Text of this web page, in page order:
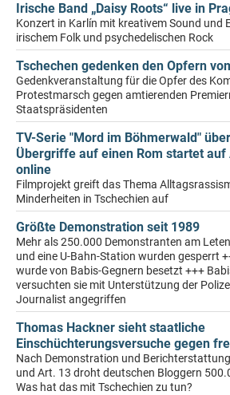
Irische Band „Daisy Roots“ live in
Konzert in Karlín mit kreativem Sound und
irischem Folk und psychedelischen Rock
Tschechen gedenken den Opfern
Gedenkveranstaltung für die Opfer des
Protestmarsch gegen amtierenden
Staatspräsidenten
TV-Serie "Mord im Böhmerwald"
Übergriffe auf einen Rom startet auf
online
Filmprojekt greift das Thema
Minderheiten in Tschechien auf
Größte Demonstration seit 1989
Mehr als 250.000 Demonstranten am
und eine U-Bahn-Station wurden gesperrt
wurde von Babis-Gegnern besetzt +++
versuchten sie mit Unterstützung der
Journalist angegriffen
Thomas Hackner sieht staatliche
Einschüchterungsversuche gegen
Nach Demonstration und
und Art. 13 droht deutschen Bloggern
Was hat das mit Tschechien zu tun?